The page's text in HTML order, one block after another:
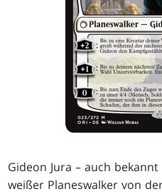
Gideon Jura – auch
weißer Planeswalker von